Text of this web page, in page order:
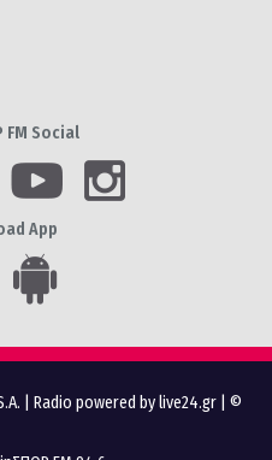
FM Social
App
Radio powered by live24.gr | ©